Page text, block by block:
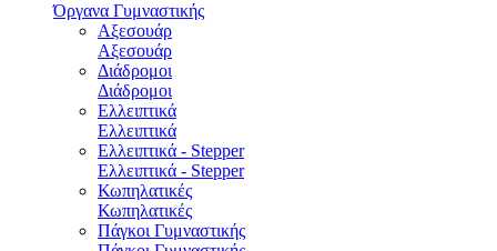
Όργανα Γυμναστικής
Αξεσουάρ
Αξεσουάρ
Διάδρομοι
Διάδρομοι
Ελλειπτικά
Ελλειπτικά
Ελλειπτικά - Stepper
Ελλειπτικά - Stepper
Κωπηλατικές
Κωπηλατικές
Πάγκοι Γυμναστικής